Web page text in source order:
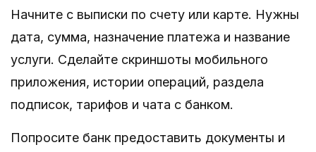
Начните с выписки по счету или карте. Нужны
дата, сумма, назначение платежа и название
услуги. Сделайте скриншоты мобильного
приложения, истории операций, раздела
подписок, тарифов и чата с банком.
Попросите банк предоставить документы и